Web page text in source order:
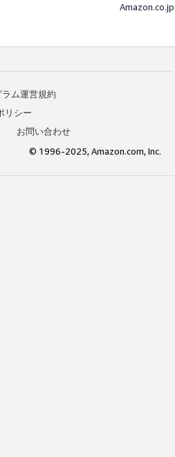
ム運営規約
リシー
お問い合わせ
© 1996-2025, Amazon.com, Inc.